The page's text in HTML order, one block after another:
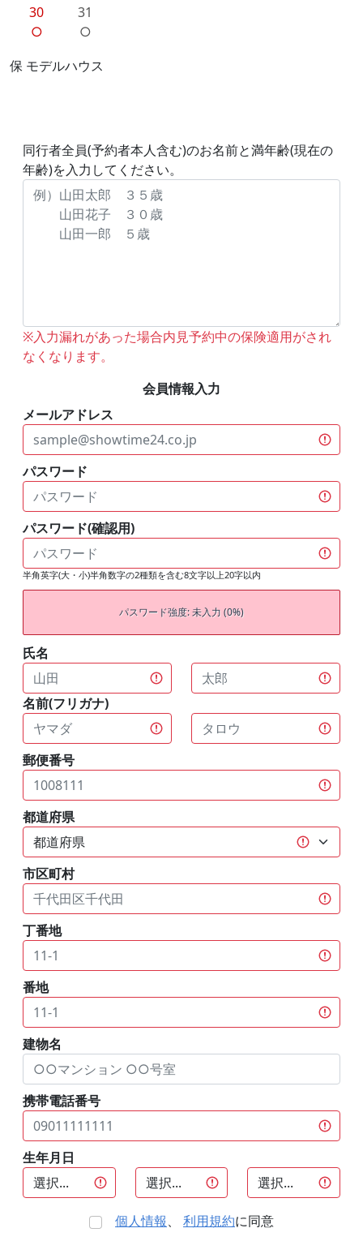
30
○
31
○
保 モデルハウス
同行者全員(予約者本人含む)のお名前と満年齢(現在の
年齢)を入力してください。
※入力漏れがあった場合内見予約中の保険適用がされ
なくなります。
会員情報入力
メールアドレス
パスワード
パスワード(確認用)
半角英字(大・小)半角数字の2種類を含む8文字以上20字以内
パスワード強度: 未入力 (0%)
氏名
名前(フリガナ)
郵便番号
都道府県
市区町村
丁番地
番地
建物名
携帯電話番号
生年月日
個人情報、 利用規約に同意